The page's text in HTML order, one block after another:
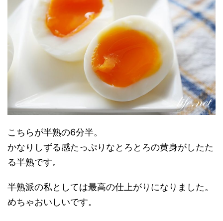
こちらが半熟の6分半。
かなりしずる感たっぷりなとろとろの黄身がしたた
る半熟です。
半熟派の私としては最高の仕上がりになりました。
めちゃおいしいです。